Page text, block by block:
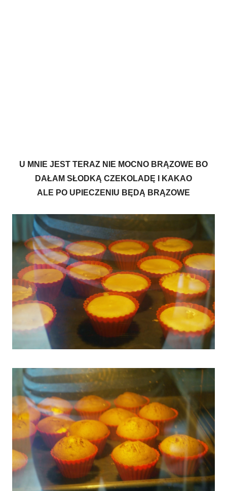
U MNIE JEST TERAZ NIE MOCNO BRĄZOWE BO
DAŁAM SŁODKĄ CZEKOLADĘ I KAKAO
ALE PO UPIECZENIU BĘDĄ BRĄZOWE